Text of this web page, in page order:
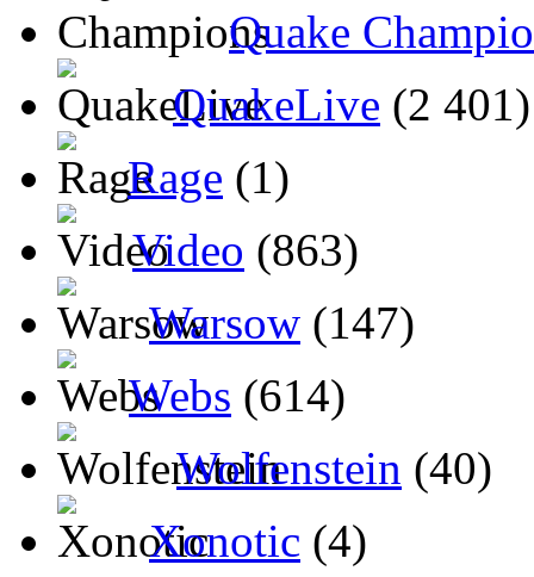
Quake
QuakeLive (2 401)
Rage (1)
Video (863)
Warsow (147)
Webs (614)
Wolfenstein (40)
Xonotic (4)